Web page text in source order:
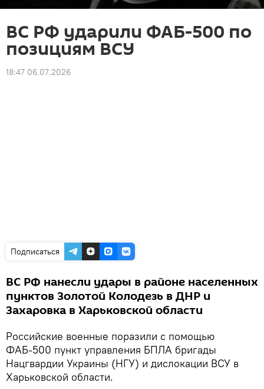
ВС РФ ударили ФАБ-500 по
позициям ВСУ
18:47 06.07.2026
Подписаться
ВС РФ нанесли удары в районе населенных
пунктов Золотой Колодезь в ДНР и
Захаровка в Харьковской области
Российские военные поразили с помощью
ФАБ-500 пункт управления БПЛА бригады
Нацгвардии Украины (НГУ) и дислокации ВСУ в
Харьковской области.